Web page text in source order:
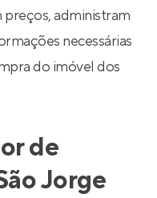
preços, administram
necessárias
do imóvel dos
de
Jorge